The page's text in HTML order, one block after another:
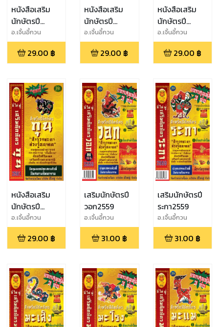
หนังสือเสริม
นักษัตรปี
ฉลู2561
อ.เจิ้นอี้กวน
29.00 ฿
หนังสือเสริม
นักษัตรปี
จอ2561
อ.เจิ้นอี้กวน
29.00 ฿
หนังสือเสริม
นักษัตรปี
ขาล2561
อ.เจิ้นอี้กวน
29.00 ฿
หนังสือเสริม
นักษัตรปี
กุน2561
อ.เจิ้นอี้กวน
29.00 ฿
เสริมนักษัตรปี
วอก2559
อ.เจิ้นอี้กวน
31.00 ฿
เสริมนักษัตรปี
ระกา2559
อ.เจิ้นอี้กวน
31.00 ฿